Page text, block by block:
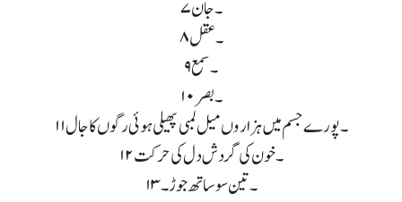
۷۔ جان
۸۔ عقل
۹۔ سمع
۱۰۔ بصر
۱۱۔ پورے جسم میں ہزاروں میل لمبی پھیلی ہوئی رگوں کا جال
۱۲۔ خون کی گردش دل کی حرکت
۱۳۔ تین سو ساتھ جوڑ ۔